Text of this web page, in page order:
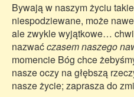
Bywają w naszym życiu
niespodziewane, może
ale zwykle wyjątkowe…
nazwaćczasem naszego
momencie Bóg chce
nasze oczy na głębszą
nasze życie; zaprasza do